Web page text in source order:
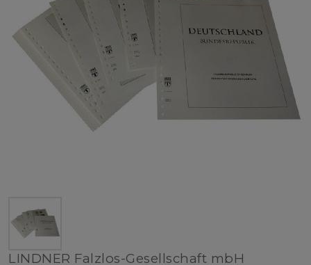
LINDNER Falzlos-Gesellschaft mbH